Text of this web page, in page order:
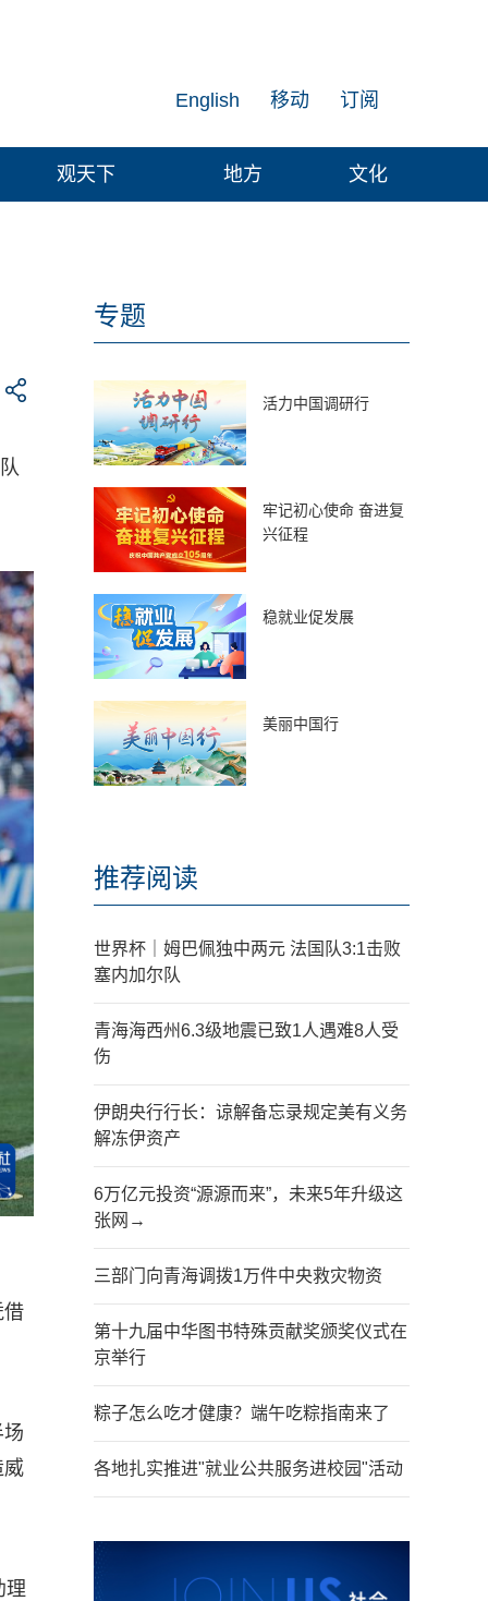
订阅
移动
English
观天下 地方 文化
借
威
理
专题
活力中国调研行
牢记初心使命 奋进复
兴征程
稳就业促发展
美丽中国行
推荐阅读
世界杯｜姆巴佩独中两元 法国队3:1击败
塞内加尔队
青海海西州6.3级地震已致1人遇难8人受
伤
伊朗央行行长：谅解备忘录规定美有义务
解冻伊资产
6万亿元投资“源源而来”，未来5年升级这
张网→
三部门向青海调拨1万件中央救灾物资
第十九届中华图书特殊贡献奖颁奖仪式在
京举行
粽子怎么吃才健康？端午吃粽指南来了
各地扎实推进"就业公共服务进校园"活动